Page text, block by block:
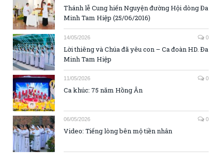
Thánh lễ Cung hiến Nguyện đường Hội dòng Đa
Minh Tam Hiệp (25/06/2016)
14/05/2026 0
Lời thiêng và Chúa đã yêu con – Ca đoàn HD. Đa
Minh Tam Hiệp
11/05/2026 0
Ca khúc: 75 năm Hồng Ân
06/05/2026 0
Video: Tiếng lòng bên mộ tiền nhân